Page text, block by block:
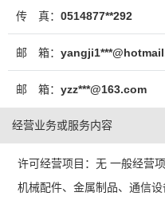
传 真： 0514877**292
邮 箱：
邮 箱： yzz***@163.com
经营业务或服务内容
许可经营项目：无 一般经营
机械配件、金属制品、通信